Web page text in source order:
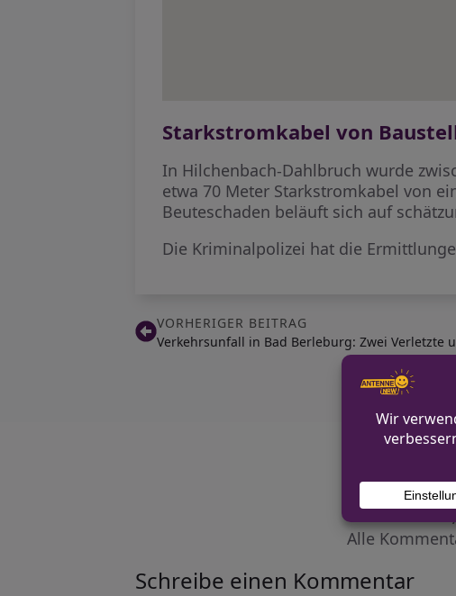
Starkstromkabel von
In Hilchenbach-Dahlbruch wurde
etwa 70 Meter Starkstromkabel von
Beuteschaden beläuft sich auf
Die Kriminalpolizei hat die
VORHERIGER BEITRAG
Verkehrsunfall in Bad Berleburg: Zwei Verletzte
Alle
Schreibe einen Kommentar